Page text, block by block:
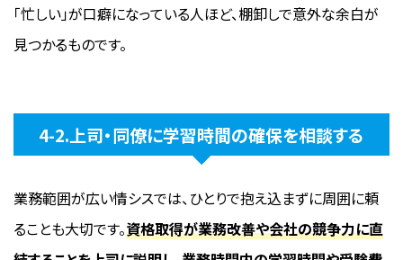
「忙しい」が口癖になっている人ほど、棚卸しで意外な余白が
見つかるものです。
4-2.上司・同僚に学習時間の確保を相談する
業務範囲が広い情シスでは、ひとりで抱え込まずに周囲に頼
ることも大切です。資格取得が業務改善や会社の競争力に直